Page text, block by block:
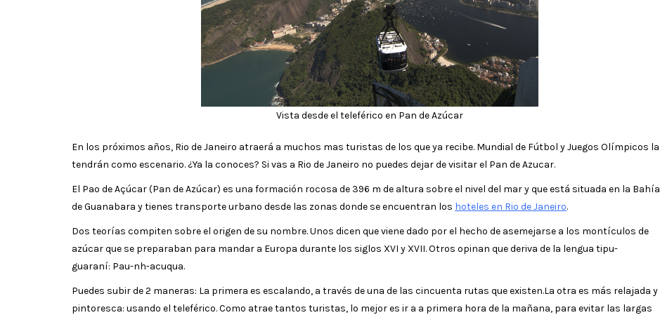
Vista desde el teleférico en Pan de Azúcar
En los próximos años, Rio de Janeiro atraerá a muchos mas turistas de los que ya recibe. Mundial de Fútbol y Juegos Olímpicos la
tendrán como escenario. ¿Ya la conoces? Si vas a Rio de Janeiro no puedes dejar de visitar el Pan de Azucar.
El Pao de Açúcar (Pan de Azúcar) es una formación rocosa de 396 m de altura sobre el nivel del mar y que está situada en la Bahía
de Guanabara y tienes transporte urbano desde las zonas donde se encuentran los hoteles en Rio de Janeiro.
Dos teorías compiten sobre el origen de su nombre. Unos dicen que viene dado por el hecho de asemejarse a los montículos de
azúcar que se preparaban para mandar a Europa durante los siglos XVI y XVII. Otros opinan que deriva de la lengua tipu-
guaraní: Pau-nh-acuqua.
Puedes subir de 2 maneras: La primera es escalando, a través de una de las cincuenta rutas que existen.La otra es más relajada y
pintoresca: usando el teleférico. Como atrae tantos turistas, lo mejor es ir a a primera hora de la mañana, para evitar las largas